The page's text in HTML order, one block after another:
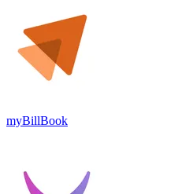
myBillBook